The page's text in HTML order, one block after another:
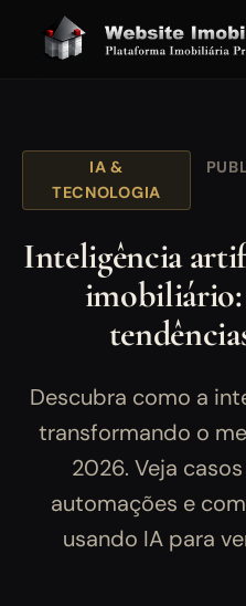
IA &
TECNOLOGIA
Inteligência
imobiliário:
Descubra como a
transformando o
2026. Veja
automações e
usando IA para